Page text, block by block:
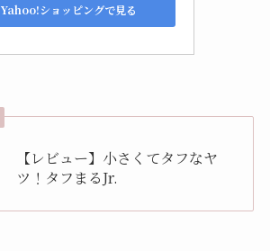
Yahoo!ショッピングで見る
【レビュー】小さくてタフなヤ
ツ！タフまるJr.